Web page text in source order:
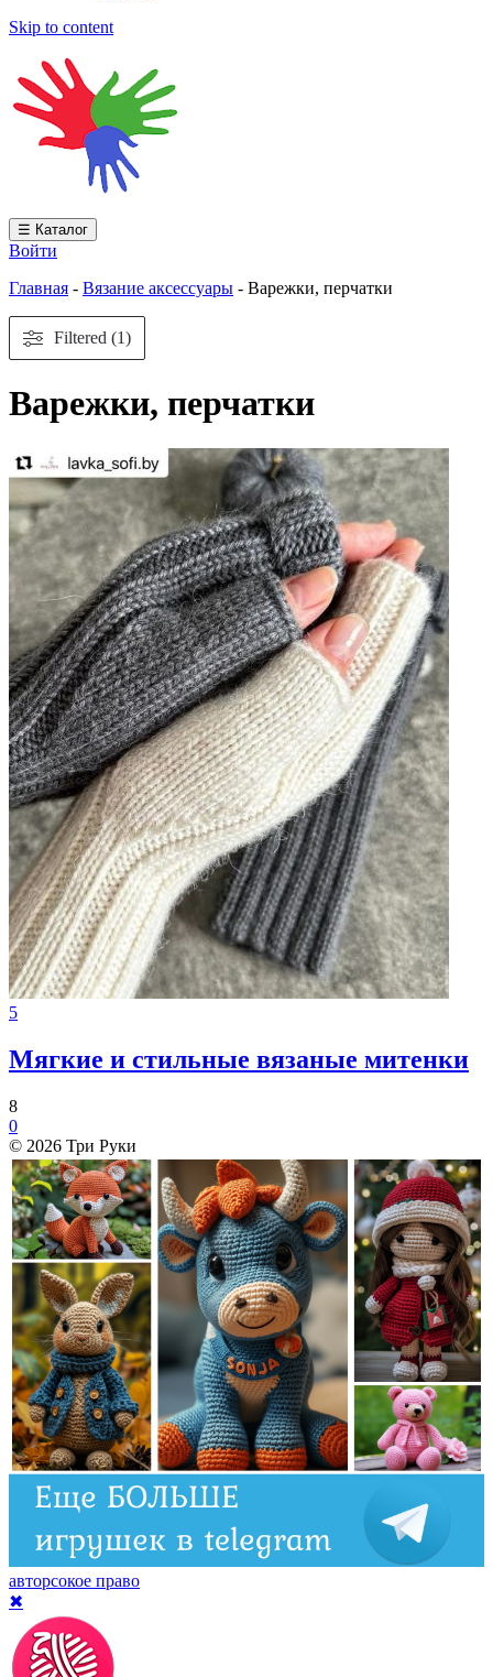
Skip to content
☰ Каталог
Войти
Главная - Вязание аксессуары - Варежки, перчатки
Filtered (1)
Варежки, перчатки
5
Мягкие и стильные вязаные митенки
8
0
© 2026 Три Руки
авторсокое право
✖